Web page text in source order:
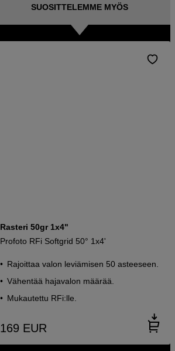
SUOSITTELEMME MYÖS
Rasteri 50gr 1x4"
Profoto RFi Softgrid 50° 1x4'
Rajoittaa valon leviämisen 50 asteeseen.
Vähentää hajavalon määrää.
Mukautettu RFi:lle.
169 EUR